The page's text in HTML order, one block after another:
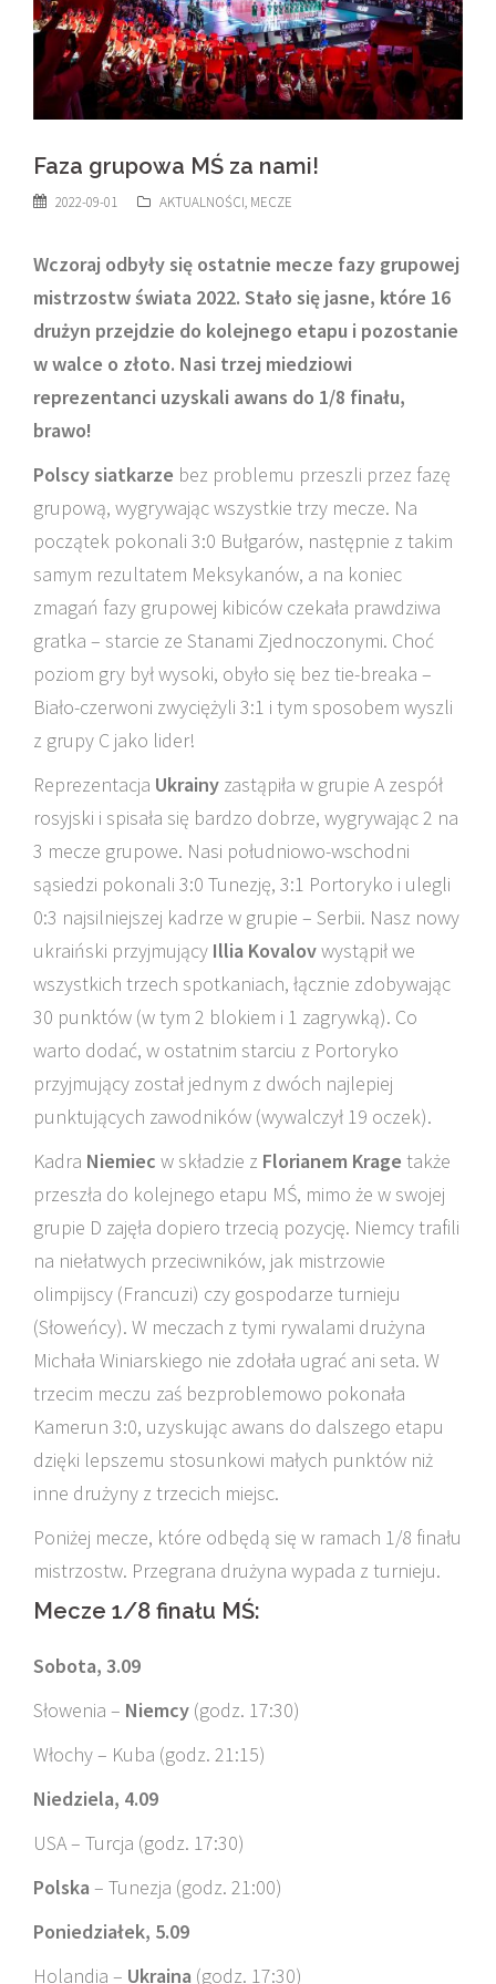
Faza grupowa MŚ za nami!
2022-09-01 AKTUALNOŚCI, MECZE
Wczoraj odbyły się ostatnie mecze fazy grupowej
mistrzostw świata 2022. Stało się jasne, które 16
drużyn przejdzie do kolejnego etapu i pozostanie
w walce o złoto. Nasi trzej miedziowi
reprezentanci uzyskali awans do 1/8 finału,
brawo!
Polscy siatkarze bez problemu przeszli przez fazę
grupową, wygrywając wszystkie trzy mecze. Na
początek pokonali 3:0 Bułgarów, następnie z takim
samym rezultatem Meksykanów, a na koniec
zmagań fazy grupowej kibiców czekała prawdziwa
gratka – starcie ze Stanami Zjednoczonymi. Choć
poziom gry był wysoki, obyło się bez tie-breaka –
Biało-czerwoni zwyciężyli 3:1 i tym sposobem wyszli
z grupy C jako lider!
Reprezentacja Ukrainy zastąpiła w grupie A zespół
rosyjski i spisała się bardzo dobrze, wygrywając 2 na
3 mecze grupowe. Nasi południowo-wschodni
sąsiedzi pokonali 3:0 Tunezję, 3:1 Portoryko i ulegli
0:3 najsilniejszej kadrze w grupie – Serbii. Nasz nowy
ukraiński przyjmujący Illia Kovalovwystąpił we
wszystkich trzech spotkaniach, łącznie zdobywając
30 punktów (w tym 2 blokiem i 1 zagrywką). Co
warto dodać, w ostatnim starciu z Portoryko
przyjmujący został jednym z dwóch najlepiej
punktujących zawodników (wywalczył 19 oczek).
Kadra Niemiec w składzie z Florianem Krage także
przeszła do kolejnego etapu MŚ, mimo że w swojej
grupie D zajęła dopiero trzecią pozycję. Niemcy trafili
na niełatwych przeciwników, jak mistrzowie
olimpijscy (Francuzi) czy gospodarze turnieju
(Słoweńcy). W meczach z tymi rywalami drużyna
Michała Winiarskiego nie zdołała ugrać ani seta. W
trzecim meczu zaś bezproblemowo pokonała
Kamerun 3:0, uzyskując awans do dalszego etapu
dzięki lepszemu stosunkowi małych punktów niż
inne drużyny z trzecich miejsc.
Poniżej mecze, które odbędą się w ramach 1/8 finału
mistrzostw. Przegrana drużyna wypada z turnieju.
Mecze 1/8 finału MŚ:
Sobota, 3.09
Słowenia – Niemcy (godz. 17:30)
Włochy – Kuba (godz. 21:15)
Niedziela, 4.09
USA – Turcja (godz. 17:30)
Polska – Tunezja (godz. 21:00)
Poniedziałek, 5.09
Holandia – Ukraina (godz. 17:30)